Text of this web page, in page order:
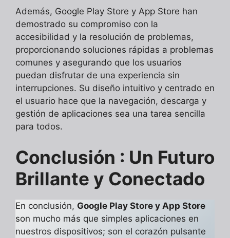
Además, Google Play Store y App Store han
demostrado su compromiso con la
accesibilidad y la resolución de problemas,
proporcionando soluciones rápidas a problemas
comunes y asegurando que los usuarios
puedan disfrutar de una experiencia sin
interrupciones. Su diseño intuitivo y centrado en
el usuario hace que la navegación, descarga y
gestión de aplicaciones sea una tarea sencilla
para todos.
Conclusión : Un Futuro
Brillante y Conectado
En conclusión, Google Play Store y App Store
son mucho más que simples aplicaciones en
nuestros dispositivos; son el corazón pulsante